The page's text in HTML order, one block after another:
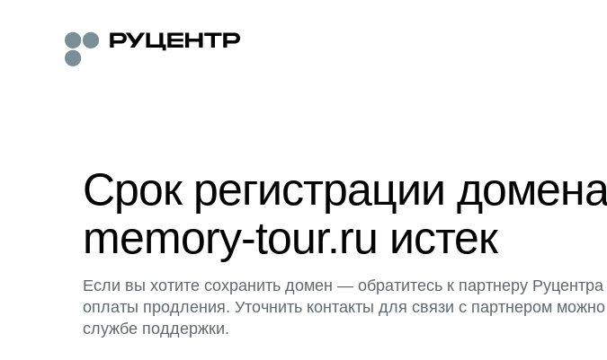
Срок регистрации
memory-tour.ru истек
Если вы хотите сохранить домен — обратитесь к партнеру
оплаты продления. Уточнить контакты для связи с партнером
службе поддержки.